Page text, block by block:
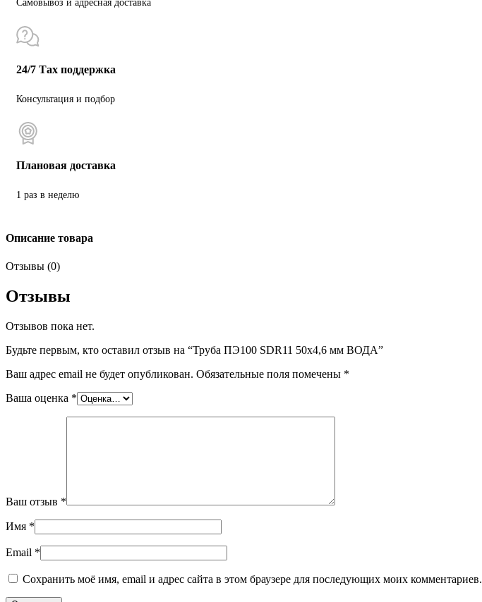
Самовывоз и адресная доставка
24/7 Тах поддержка
Консультация и подбор
Плановая доставка
1 раз в неделю
Описание товара
Отзывы (0)
Отзывы
Отзывов пока нет.
Будьте первым, кто оставил отзыв на “Труба ПЭ100 SDR11 50х4,6 мм ВОДА”
Ваш адрес email не будет опубликован. Обязательные поля помечены *
Ваша оценка *
Ваш отзыв *
Имя *
Email *
Сохранить моё имя, email и адрес сайта в этом браузере для последующих моих комментариев.